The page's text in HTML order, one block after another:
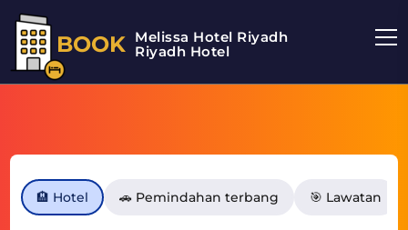
BOOK Melissa Hotel Riyadh
Riyadh Hotel
🏨 Hotel 🚗 Pemindahan terbang 🎯 Lawatan